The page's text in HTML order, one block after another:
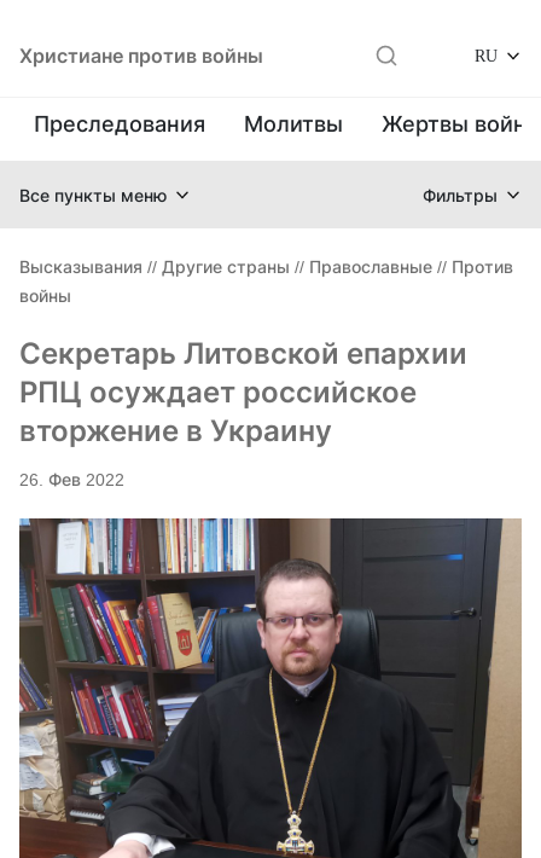
Христиане против войны RU
Преследования Молитвы Жертвы
Все пункты меню Фильтры
Высказывания // Другие страны // Православные // Против
войны
Секретарь Литовской епархии
РПЦ осуждает российское
вторжение в Украину
26. Фев 2022